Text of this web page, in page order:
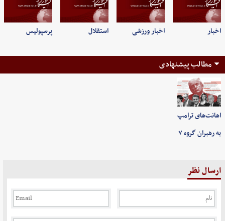
اخبار اخبار ورزشی استقلال پرسپولیس
مطالب پیشنهادی
اهانت‌های ترامپ
به رهبران گروه ۷
ارسال نظر